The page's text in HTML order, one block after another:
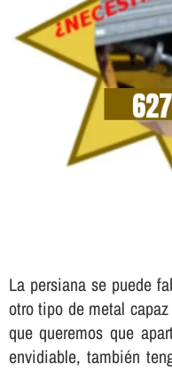
La persiana se puede
otro tipo de metal
que queremos que
envidiable, también